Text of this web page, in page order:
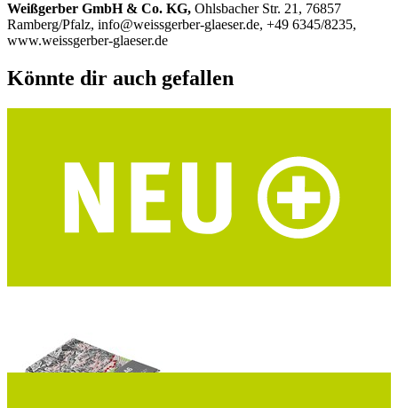
Weißgerber GmbH & Co. KG, Ohlsbacher Str. 21, 76857
Ramberg/Pfalz, info@weissgerber-glaeser.de, +49 6345/8235,
www.weissgerber-glaeser.de
Könnte dir auch gefallen